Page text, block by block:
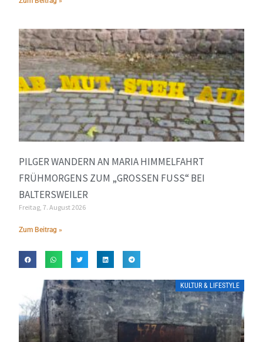
PILGER WANDERN AN MARIA HIMMELFAHRT
FRÜHMORGENS ZUM „GROSSEN FUSS“ BEI BA
LTERSWEILER
Freitag, 7. August 2026
Zum Beitrag »
KULTUR & LIFESTYLE